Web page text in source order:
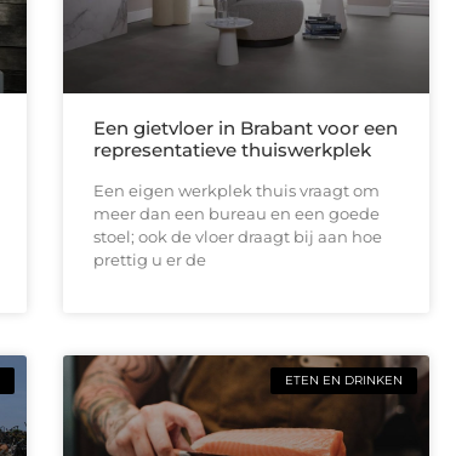
Een gietvloer in Brabant voor een
representatieve thuiswerkplek
Een eigen werkplek thuis vraagt om
meer dan een bureau en een goede
stoel; ook de vloer draagt bij aan hoe
prettig u er de
ETEN EN DRINKEN